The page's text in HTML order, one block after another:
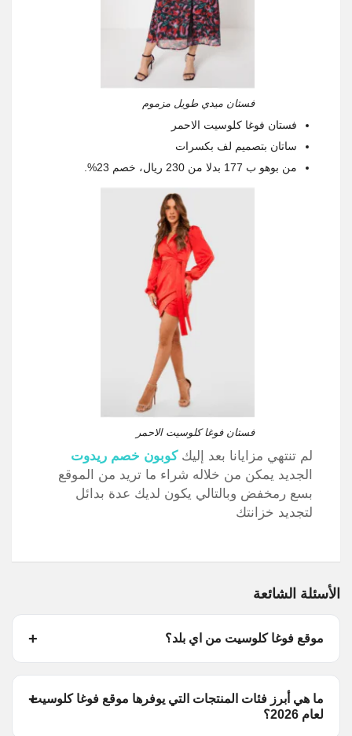
فستان ميدي طويل مزموم
فستان فوغا كلوسيت الاحمر
ساتان بتصميم لف بكسرات
من بوهو ب 177 بدلا من 230 ريال، خصم 23%.
فستان فوغا كلوسيت الاحمر
لم تنتهي مزايانا بعد إليككوبون خصم ريدوت
الجديد يمكن من خلاله شراء ما تريد من الموقع
بسع رمخفض وبالتالي يكون لديك عدة بدائل
لتجديد خزانتك
الأسئلة الشائعة
موقع فوغا كلوسيت من اي بلد؟
ما هي أبرز فئات المنتجات التي يوفرها موقع فوغا كلوسيت
لعام 2026؟